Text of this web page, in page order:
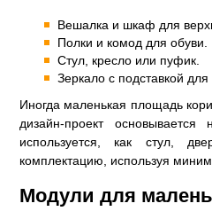
Вешалка и шкаф для
Полки и комод для обуви.
Стул, кресло или пуфик.
Зеркало с подставкой для
Иногда маленькая площадь
дизайн-проект
используется, как стул,
комплектацию, используя
Модули для